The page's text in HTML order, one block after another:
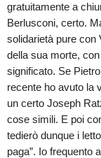
gratuitamente a
Berlusconi, certo.
solidarietà pure con
della sua morte,
significato. Se
recente ho avuto la
un certo Joseph
cose simili. E poi
tedierò dunque i
paga”. Io frequento